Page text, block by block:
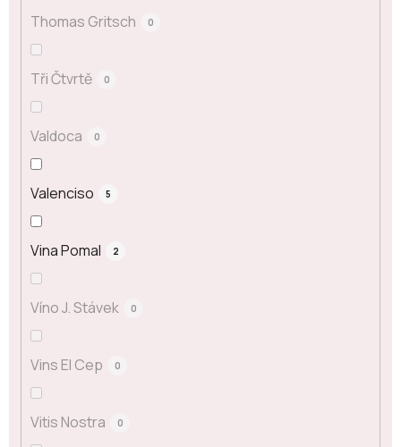
Thomas Gritsch 0
Tři Čtvrtě 0
Valdoca 0
Valenciso 5
Vina Pomal 2
Víno J. Stávek 0
Vins El Cep 0
Vitis Nostra 0